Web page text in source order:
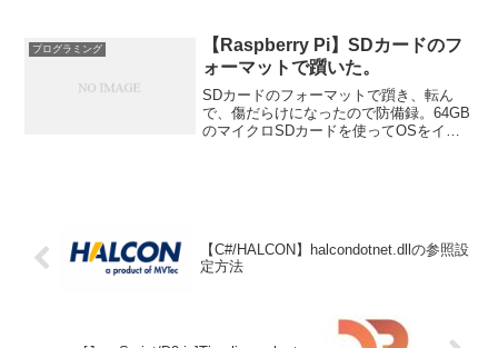
た。OC...
プログラミング
【Raspberry Pi】SDカードのフ
ォーマットで躓いた。
SDカードのフォーマットで躓き、転ん
で、傷だらけになったので防備録。64GB
のマイクロSDカードを使ってOSをイン
【C#/HALCON】halcondotnet.dllの参照設
定方法